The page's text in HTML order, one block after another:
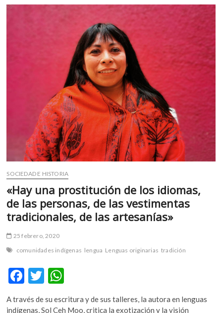
o
p
SOCIEDAD E HISTORIA
«Hay una prostitución de los idiomas,
de las personas, de las vestimentas
tradicionales, de las artesanías»
25 febrero, 2020
comunidades indígenas lengua Lenguas originarias tradición
F
ac
e
T
itt
h
at
A través de su escritura y de sus talleres, la autora en lenguas
indígenas, Sol Ceh Moo, critica la exotización y la visión